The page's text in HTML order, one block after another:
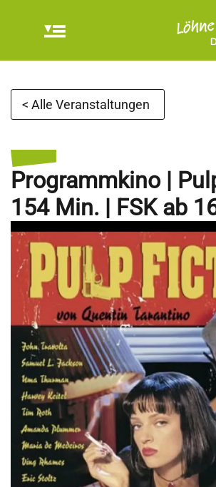
< Alle Veranstaltungen
Programmkino |
154 Min. | FSK ab